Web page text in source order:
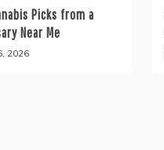
Picks from a
Near Me
2026